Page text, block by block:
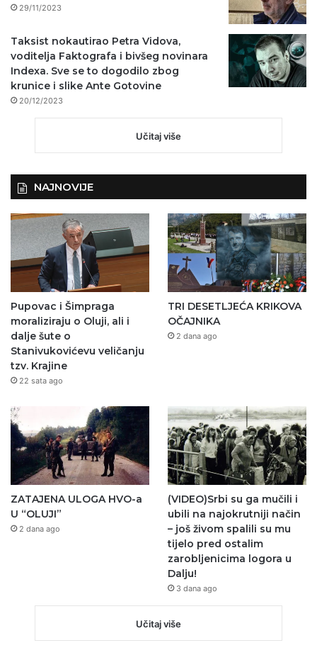
29/11/2023
Taksist nokautirao Petra Vidova,
voditelja Faktografa i bivšeg novinara
Indexa. Sve se to dogodilo zbog
krunice i slike Ante Gotovine
20/12/2023
Učitaj više
NAJNOVIJE
Pupovac i Šimpraga
moraliziraju o Oluji, ali i
dalje šute o
Stanivukovićevu veličanju
tzv. Krajine
22 sata ago
TRI DESETLJEĆA KRIKOVA
OČAJNIKA
2 dana ago
ZATAJENA ULOGA HVO-a
U “OLUJI”
2 dana ago
(VIDEO)Srbi su ga mučili i
ubili na najokrutniji način
– još živom spalili su mu
tijelo pred ostalim
zarobljenicima logora u
Dalju!
3 dana ago
Učitaj više